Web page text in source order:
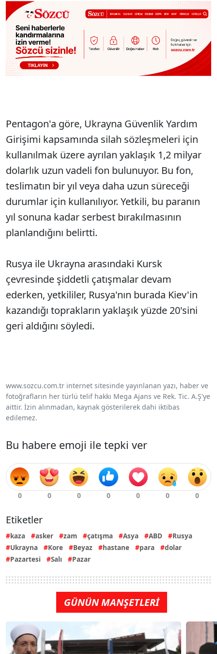
Pentagon'a göre, Ukrayna Güvenlik Yardım
Girişimi kapsamında silah sözleşmeleri için
kullanılmak üzere ayrılan yaklaşık 1,2 milyar
dolarlık uzun vadeli fon bulunuyor. Bu fon,
teslimatın bir yıl veya daha uzun süreceği
durumlar için kullanılıyor. Yetkili, bu paranın
yıl sonuna kadar serbest bırakılmasının
planlandığını belirtti.
Rusya ile Ukrayna arasındaki Kursk
çevresinde şiddetli çatışmalar devam
ederken, yetkililer, Rusya'nın burada Kiev'in
kazandığı toprakların yaklaşık yüzde 20'sini
geri aldığını söyledi.
www.sozcu.com.tr internet sitesinde yayınlanan yazı, haber ve
fotoğrafların her türlü telif hakkı Mega Ajans ve Rek. Tic. A.Ş'ye
aittir. İzin alınmadan, kaynak gösterilerek dahi iktibas
edilemez.
Bu habere emoji ile tepki ver
Etiketler
kaza asker zam çatışma Asya ABD
Rusya
Ukrayna
Kore Beyaz hastane para
dolar
Pazartesi
Salı Pazar
GÜNÜN MANŞETLERİ